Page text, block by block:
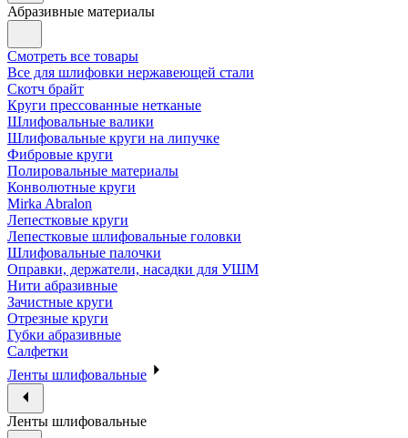
Абразивные материалы
Смотреть все товары
Все для шлифовки нержавеющей стали
Скотч брайт
Круги прессованные нетканые
Шлифовальные валики
Шлифовальные круги на липучке
Фибровые круги
Полировальные материалы
Конволютные круги
Mirka Abralon
Лепестковые круги
Лепестковые шлифовальные головки
Шлифовальные палочки
Оправки, держатели, насадки для УШМ
Нити абразивные
Зачистные круги
Отрезные круги
Губки абразивные
Салфетки
Ленты шлифовальные
Ленты шлифовальные